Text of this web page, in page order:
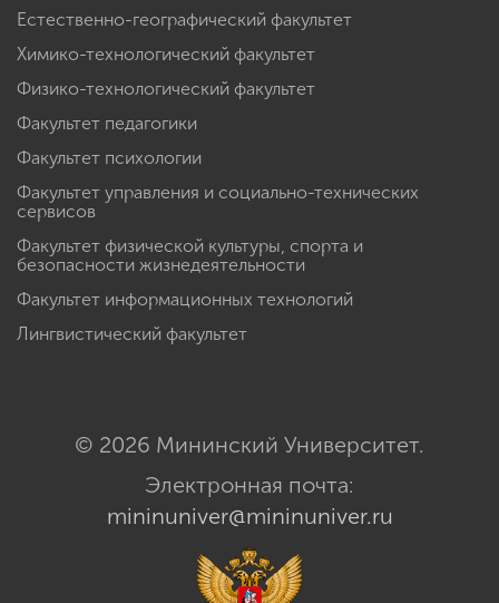
Естественно-географический факультет
Химико-технологический факультет
Физико-технологический факультет
Факультет педагогики
Факультет психологии
Факультет управления и социально-технических
сервисов
Факультет физической культуры, спорта и
безопасности жизнедеятельности
Факультет информационных технологий
Лингвистический факультет
© 2026 Мининский Университет.
Электронная почта:
mininuniver@mininuniver.ru